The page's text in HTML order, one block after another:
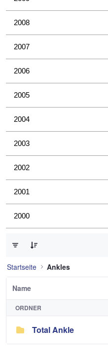
2008
2007
2006
2005
2004
2003
2002
2001
2000
Startseite Ankles
Name
ORDNER
Total Ankle